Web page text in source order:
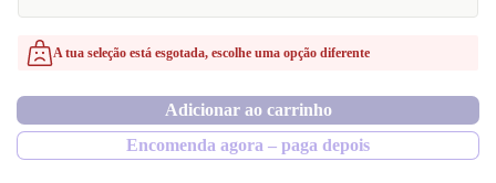
preto/cinzento
A tua seleção está esgotada, escolhe uma opção diferente
Adicionar ao carrinho
Encomenda agora – paga depois